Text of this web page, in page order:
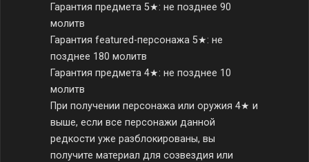
Гарантия предмета 5★: не позднее 90
молитв
Гарантия featured-персонажа 5★: не
позднее 180 молитв
Гарантия предмета 4★: не позднее 10
молитв
При получении персонажа или оружия 4★ и
выше, если все персонажи данной
редкости уже разблокированы, вы
получите материал для созвездия или